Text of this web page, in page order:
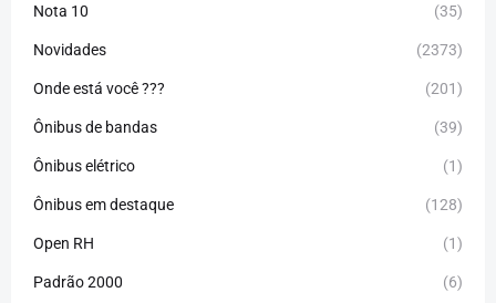
Nota 10 (35)
Novidades (2373)
Onde está você ??? (201)
Ônibus de bandas (39)
Ônibus elétrico (1)
Ônibus em destaque (128)
Open RH (1)
Padrão 2000 (6)